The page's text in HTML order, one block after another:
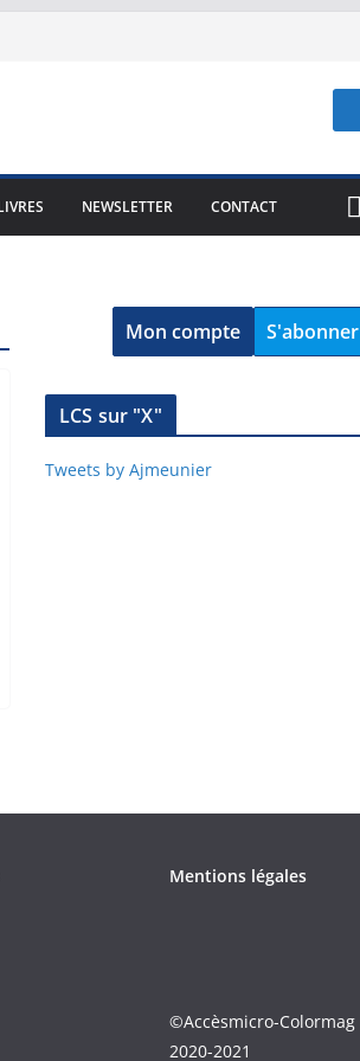
NEWSLETTER CONTACT
Mon compte S'abonner
LCS sur "X"
Tweets by Ajmeunier
Mentions légales
©Accèsmicro-Colormag
2020-2021